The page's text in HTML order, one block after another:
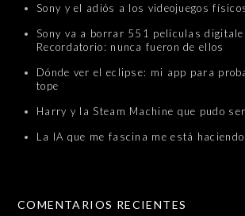
Sony y el adiós a los videojuegos
Sony va a borrar 551 películas
Recordatorio: nunca fueron de ellos
Dónde ver el eclipse: mi app para
tope
Harry y la Steam Machine que pudo
La IA que me fascina me está
COMENTARIOS RECIENTES